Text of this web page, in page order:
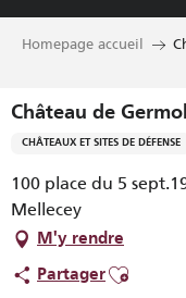
Aller
Homepage accueil
Château de
CHÂTEAUX ET SITES DE DÉFENSE
100 place du 5
Mellecey
M'y rendre
PartagerAjouter